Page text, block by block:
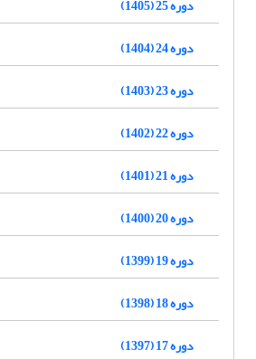
دوره 25 (1405)
دوره 24 (1404)
دوره 23 (1403)
دوره 22 (1402)
دوره 21 (1401)
دوره 20 (1400)
دوره 19 (1399)
دوره 18 (1398)
دوره 17 (1397)